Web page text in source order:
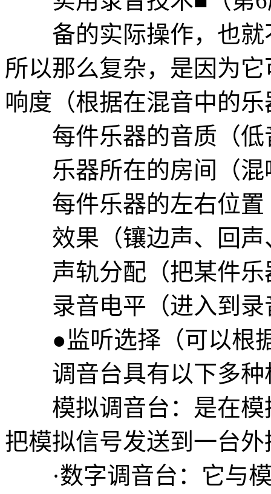
备的实际操作，也就
所以那么复杂，是因为
响度（根据在混音中的
每件乐器的音质（低
乐器所在的房间（混
每件乐器的左右位置
效果（镶边声、回声
声轨分配（把某件乐
录音电平（进入到录
●监听选择（可以根据
调音台具有以下多种
模拟调音台：是在模
把模拟信号发送到一台
·数字调音台：它与模